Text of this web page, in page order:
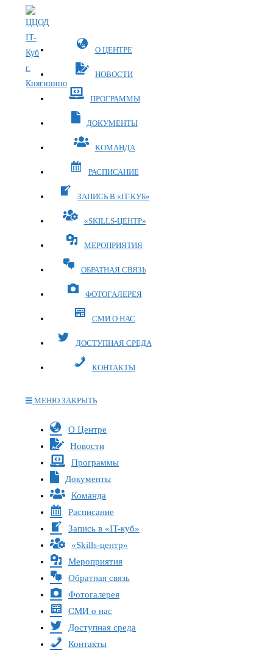
Перейти
к
содержимому
О ЦЕНТРЕ
НОВОСТИ
ПРОГРАММЫ
ДОКУМЕНТЫ
КОМАНДА
РАСПИСАНИЕ
ЗАПИСЬ В «IT-КУБ»
«SKILLS-ЦЕНТР»
МЕРОПРИЯТИЯ
ОБРАТНАЯ СВЯЗЬ
ФОТОГАЛЕРЕЯ
СМИ О НАС
ДОСТУПНАЯ СРЕДА
КОНТАКТЫ
МЕНЮ ЗАКРЫТЬ
Переключите
кнопку,
чтобы
развернуть
свернуть
меню
О Центре
Новости
Программы
Документы
Команда
Расписание
Запись в «IT-куб»
«Skills-центр»
Мероприятия
Обратная связь
Фотогалерея
СМИ о нас
Доступная среда
Контакты